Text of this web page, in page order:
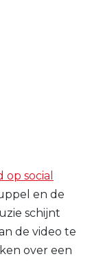
social
en de
schijnt
de video te
over een